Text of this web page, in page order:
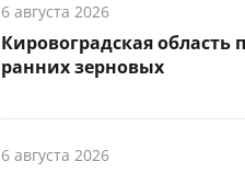
6 августа 2026
Кировоградская
ранних зерновых
6 августа 2026